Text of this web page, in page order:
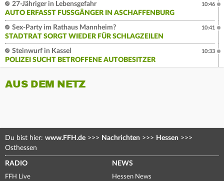
27-Jähriger in Lebensgefahr
AUTO ERFASST FUSSGÄNGER IN ASCHAFFENBURG
10:46
Sex-Party im Rathaus Mannheim?
STADTRAT SORGT WIEDER FÜR SCHLAGZEILEN
10:41
Steinwurf in Kassel
POLIZEI SUCHT BETROFFENE AUTOBESITZER
10:33
AUS DEM NETZ
Du bist hier: www.FFH.de >>> Nachrichten >>> Hessen >>>
Osthessen
RADIO
FFH Live
NEWS
Hessen News